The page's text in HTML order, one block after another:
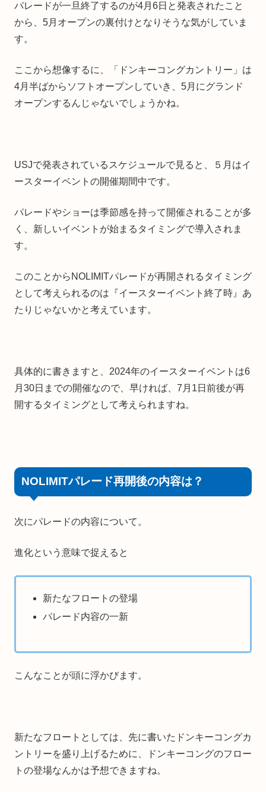
パレードが一旦終了するのが4月6日と発表されたこと
から、5月オープンの裏付けとなりそうな気がしていま
す。
ここから想像するに、「ドンキーコングカントリー」は
4月半ばからソフトオープンしていき、5月にグランド
オープンするんじゃないでしょうかね。
USJで発表されているスケジュールで見ると、５月はイ
ースターイベントの開催期間中です。
パレードやショーは季節感を持って開催されることが多
く、新しいイベントが始まるタイミングで導入されま
す。
このことからNOLIMITパレードが再開されるタイミング
として考えられるのは『イースターイベント終了時』あ
たりじゃないかと考えています。
具体的に書きますと、2024年のイースターイベントは6
月30日までの開催なので、早ければ、7月1日前後が再
開するタイミングとして考えられますね。
NOLIMITパレード再開後の内容は？
次にパレードの内容について。
進化という意味で捉えると
新たなフロートの登場
パレード内容の一新
こんなことが頭に浮かびます。
新たなフロートとしては、先に書いたドンキーコングカ
ントリーを盛り上げるために、ドンキーコングのフロー
トの登場なんかは予想できますね。